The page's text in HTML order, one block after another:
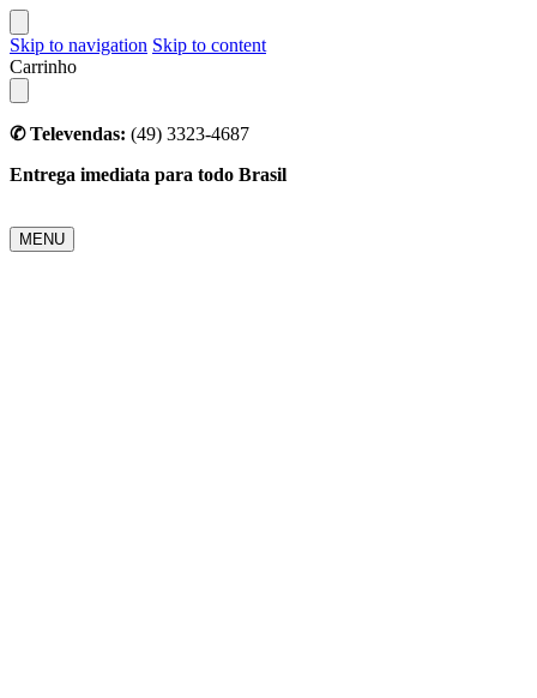
Skip to navigation Skip to content
Carrinho
✆ Televendas: (49) 3323-4687
Entrega imediata para todo Brasil
MENU